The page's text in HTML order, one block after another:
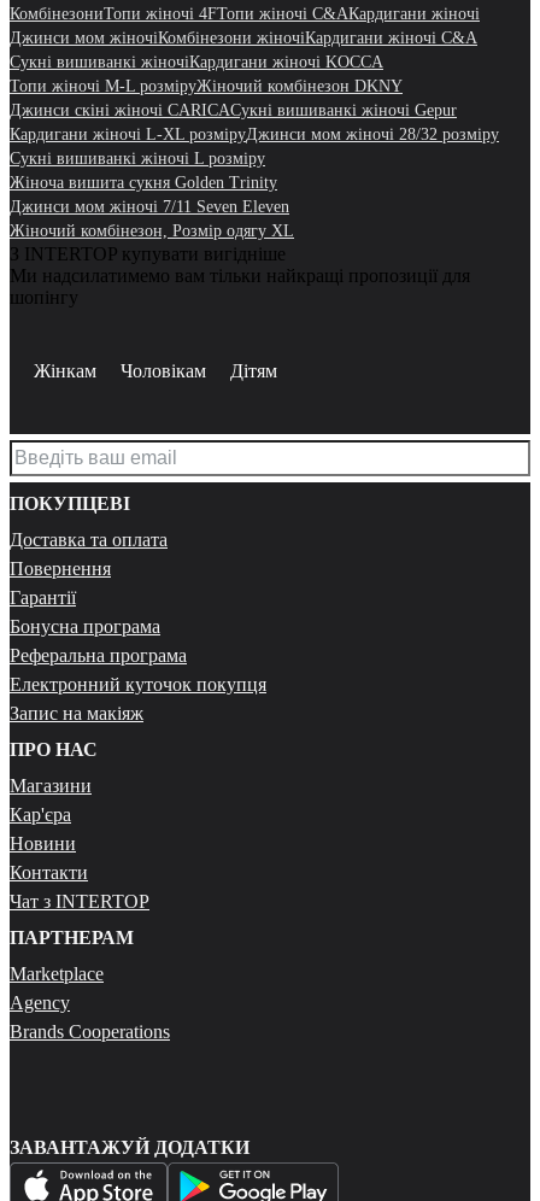
КомбінезониТопи жіночі 4FТопи жіночі C&AКардигани жіночі
Джинси мом жіночіКомбінезони жіночіКардигани жіночі C&A
Сукні вишиванкі жіночіКардигани жіночі KOCCA
Топи жіночі M-L розміруЖіночий комбінезон DKNY
Джинси скіні жіночі CARICAСукні вишиванкі жіночі Gepur
Кардигани жіночі L-XL розміруДжинси мом жіночі 28/32 розміру
Сукні вишиванкі жіночі L розміру
Жіноча вишита сукня Golden Trinity
Джинси мом жіночі 7/11 Seven Eleven
Жіночий комбінезон, Розмір одягу XL
З INTERTOP купувати вигідніше
Ми надсилатимемо вам тільки найкращі пропозиції для
шопінгу
Жінкам Чоловікам Дітям
ПОКУПЦЕВІ
Доставка та оплата
Повернення
Гарантії
Бонусна програма
Реферальна програма
Електронний куточок покупця
Запис на макіяж
ПРО НАС
Магазини
Кар'єра
Новини
Контакти
Чат з INTERTOP
ПАРТНЕРАМ
Marketplace
Agency
Brands Cooperations
ЗАВАНТАЖУЙ ДОДАТКИ